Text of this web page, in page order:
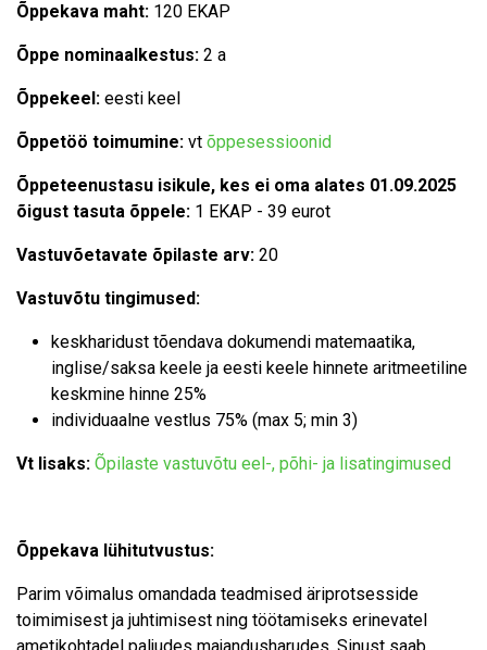
Õppekava maht: 120 EKAP
Õppe nominaalkestus: 2 a
Õppekeel: eesti keel
Õppetöö toimumine: vt õppesessioonid
Õppeteenustasu isikule, kes ei oma alates 01.09.2025
õigust tasuta õppele: 1 EKAP - 39 eurot
Vastuvõetavate õpilaste arv: 20
Vastuvõtu tingimused:
keskharidust tõendava dokumendi matemaatika,
inglise/saksa keele ja eesti keele hinnete aritmeetiline
keskmine hinne 25%
individuaalne vestlus 75% (max 5; min 3)
Vt lisaks: Õpilaste vastuvõtu eel-, põhi- ja lisatingimused
Õppekava lühitutvustus:
Parim võimalus omandada teadmised äriprotsesside
toimimisest ja juhtimisest ning töötamiseks erinevatel